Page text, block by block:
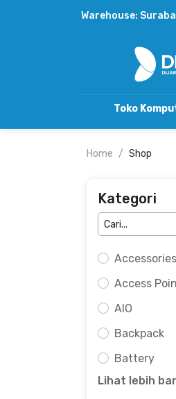
Warehouse:
Toko Komputer
Home Shop
Kategori
Accessories
Access
AIO
Backpack
Battery
Lihat lebih